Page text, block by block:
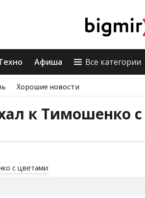
Афиша Все категории
Хорошие новости
к Тимошенко с